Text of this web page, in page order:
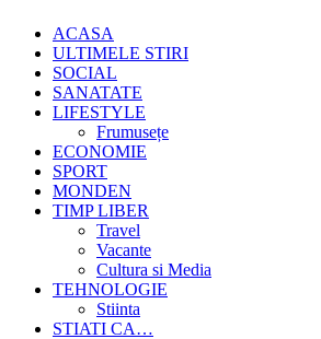
ACASA
ULTIMELE STIRI
SOCIAL
SANATATE
LIFESTYLE
Frumusețe
ECONOMIE
SPORT
MONDEN
TIMP LIBER
Travel
Vacante
Cultura si Media
TEHNOLOGIE
Stiinta
STIATI CA…